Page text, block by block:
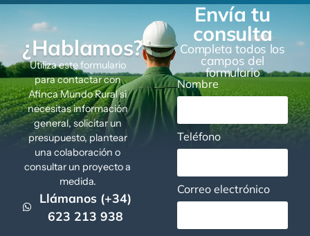
¿Hablamos?
Utiliza este formulario
para contactar con
Afinca Mundo Rural si
necesitas información
general, solicitar un
presupuesto, plantear
una colaboración o
consultar un proyecto a
medida.
Llámanos (+34)
623 213 938
Envía tu
consulta
Completa todos los
campos del
formulario
Nombre
Teléfono
Correo electrónico